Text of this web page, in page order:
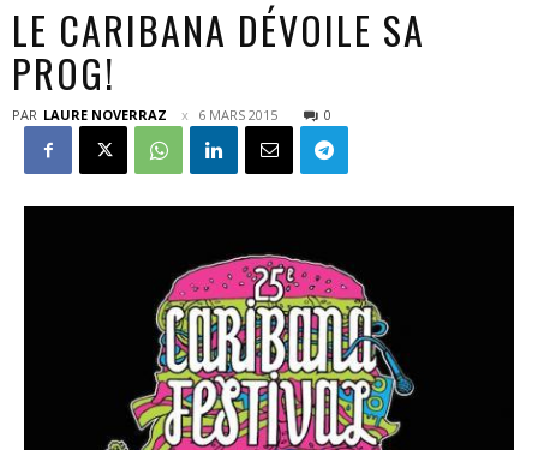
LE CARIBANA DÉVOILE SA
PROG!
PAR LAURE NOVERRAZ 6 MARS 2015 0